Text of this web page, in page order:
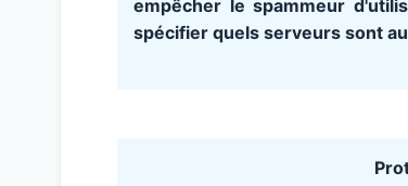
empêcher le spammeur
spécifier quels serveurs sont